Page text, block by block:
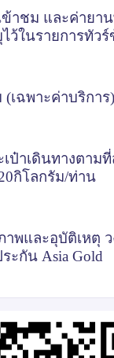
ข้าชม และค่ายา
ว้ในรายการทัว
เฉพาะค่าบริการ)
ป๋าเดินทางตาม
กิโลกรัม/ท่าน
พและอุบัติเหตุ ว
ะกัน Asia Gold